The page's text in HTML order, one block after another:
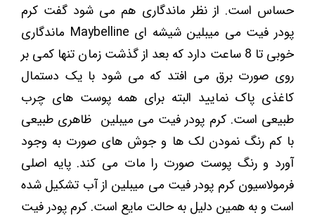
حساس است. از نظر ماندگاری هم می شود گفت کرم
پودر فیت می میبلین شیشه ای Maybelline ماندگاری
خوبی تا 8 ساعت دارد که بعد از گذشت زمان تنها کمی بر
روی صورت برق می افتد که می شود با یک دستمال
کاغذی پاک نمایید البته برای همه پوست های چرب
طبیعی است. کرم پودر فیت می میبلین ظاهری طبیعی
با کم رنگ نمودن لک ها و جوش های صورت به وجود
آورد و رنگ پوست صورت را مات می کند. پایه اصلی
فرمولاسیون کرم پودر فیت می میبلین از آب تشکیل شده
است و به همین دلیل به حالت مایع است. کرم پودر فیت